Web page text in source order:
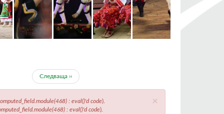
Следваща ››
×
: eval()'d code).
: eval()'d code).